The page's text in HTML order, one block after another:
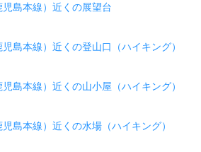
島本線）近くの展望台
島本線）近くの登山口（ハイキング）
島本線）近くの山小屋（ハイキング）
島本線）近くの水場（ハイキング）